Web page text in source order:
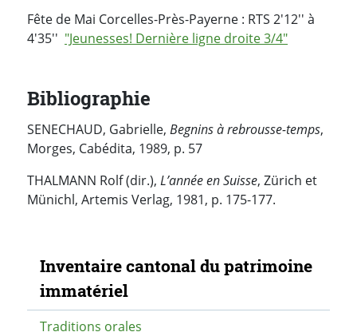
Fête de Mai Corcelles-Près-Payerne : RTS 2'12'' à
4'35'' "Jeunesses! Dernière ligne droite 3/4"
Bibliographie
SENECHAUD, Gabrielle, Begnins à rebrousse-temps,
Morges, Cabédita, 1989, p. 57
THALMANN Rolf (dir.), L’année en Suisse, Zürich et
Münichl, Artemis Verlag, 1981, p. 175-177.
Navigation secondaire
Inventaire cantonal du patrimoine
immatériel
Traditions orales